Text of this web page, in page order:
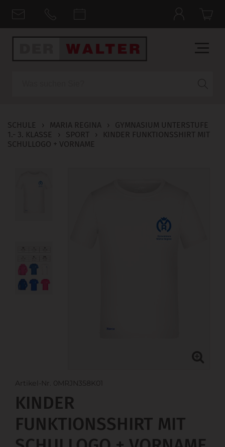
SCHULE › MARIA REGINA ›
GYMNASIUM UNTERSTUFE
1.- 3. KLASSE
› SPORT ›
KINDER FUNKTIONSSHIRT MIT
SCHULLOGO + VORNAME
Artikel-Nr. 0MRJN358K01
KINDER
FUNKTIONSSHIRT MIT